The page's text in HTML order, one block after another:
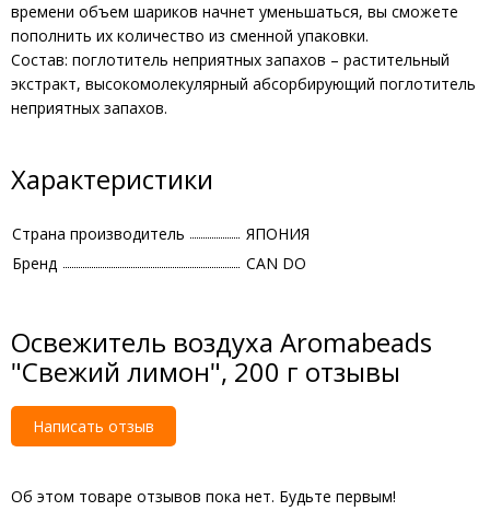
времени объем шариков начнет уменьшаться, вы сможете
пополнить их количество из сменной упаковки.
Состав: поглотитель неприятных запахов – растительный
экстракт, высокомолекулярный абсорбирующий поглотитель
неприятных запахов.
Характеристики
Страна производитель
ЯПОНИЯ
Бренд
CAN DO
Освежитель воздуха Aromabeads
"Свежий лимон", 200 г отзывы
Написать отзыв
Об этом товаре отзывов пока нет. Будьте первым!